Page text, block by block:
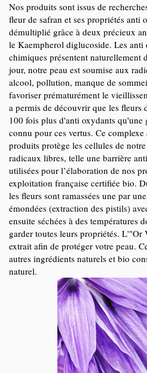
Nos produits sont issus de
fleur de safran et ses propriétés anti
démultiplié grâce à deux précieux
le Kaempherol diglucoside. Les anti
chimiques présentent naturellement
jour, notre peau est soumise aux
alcool, pollution, manque de
favoriser prématurément le
a permis de découvrir que les fleurs
100 fois plus d'anti oxydants
connu pour ces vertus. Ce
produits protège les cellules de
radicaux libres, telle une barrière
utilisées pour l’élaboration de nos
exploitation française certifiée bio.
les fleurs sont ramassées une par
émondées (extraction des pistils)
ensuite séchées à des températures
garder toutes leurs propriétés. L'"Or
extrait afin de protéger votre peau.
autres ingrédients naturels et bio
naturel.